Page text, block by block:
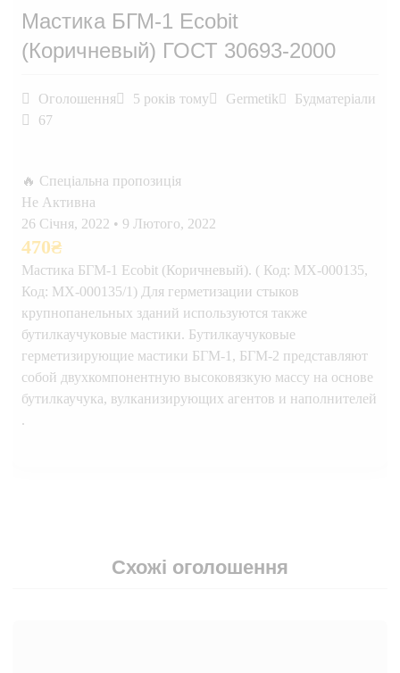
Мастика БГМ-1 Ecobit
(Коричневый) ГОСТ 30693-2000
Оголошення 5 років тому Germetik
Будматеріали
67
🔥 Спеціальна пропозиція
Не Активна
26 Січня, 2022 • 9 Лютого, 2022
470₴
Мастика БГМ-1 Ecobit (Коричневый). ( Код: МХ-000135,
Код: МХ-000135/1) Для герметизации стыков
крупнопанельных зданий используются также
бутилкаучуковые мастики. Бутилкаучуковые
герметизирующие мастики БГМ-1, БГМ-2 представляют
собой двухкомпонентную высоковязкую массу на основе
бутилкаучука, вулканизирующих агентов и наполнителей
.
Схожі оголошення